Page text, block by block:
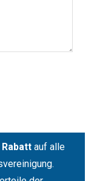
Rabatt auf alle